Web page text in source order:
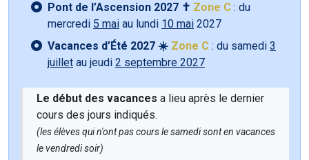
Pont de l’Ascension 2027 ✝️ Zone C : du
mercredi 5 mai au lundi 10 mai 2027
Vacances d’Été 2027 ☀️ Zone C : du samedi 3
juillet au jeudi 2 septembre 2027
Le début des vacances a lieu après le dernier
cours des jours indiqués.
(les élèves qui n'ont pas cours le samedi sont en vacances
le vendredi soir)